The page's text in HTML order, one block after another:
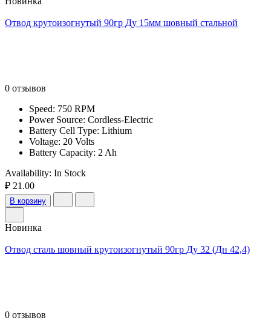
Отвод крутоизогнутый 90гр Ду 15мм шовный стальной
0 отзывов
Speed: 750 RPM
Power Source: Cordless-Electric
Battery Cell Type: Lithium
Voltage: 20 Volts
Battery Capacity: 2 Ah
Availability: In Stock
₽ 21.00
В корзину
Новинка
Отвод сталь шовный крутоизогнутый 90гр Ду 32 (Дн 42,4)
0 отзывов